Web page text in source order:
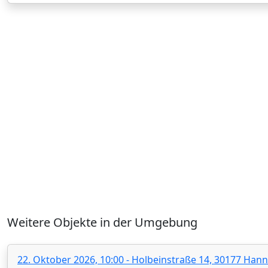
Weitere Objekte in der Umgebung
22. Oktober 2026, 10:00 - Holbeinstraße 14, 30177